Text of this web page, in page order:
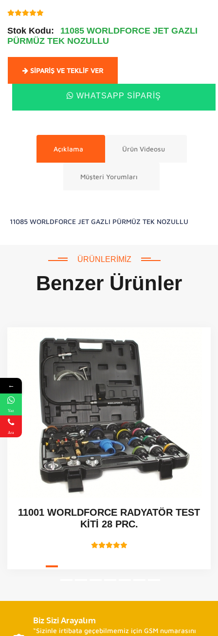
Stok Kodu:
11085 WORLDFORCE JET GAZLI
PÜRMÜZ TEK NOZULLU
SIPARIŞ VE TEKLIF VER
WHATSAPP SIPARIŞ
Açıklama Ürün Videosu
Müşteri Yorumları
11085 WORLDFORCE JET GAZLI PÜRMÜZ TEK NOZULLU
ÜRÜNLERIMIZ
Benzer Ürünler
Mitutoyo Borematic 56B
Biz Sizi Arayalım
“Sizinle irtibata geçebilmemiz için GSM numarasını
←
Yaz
Ara